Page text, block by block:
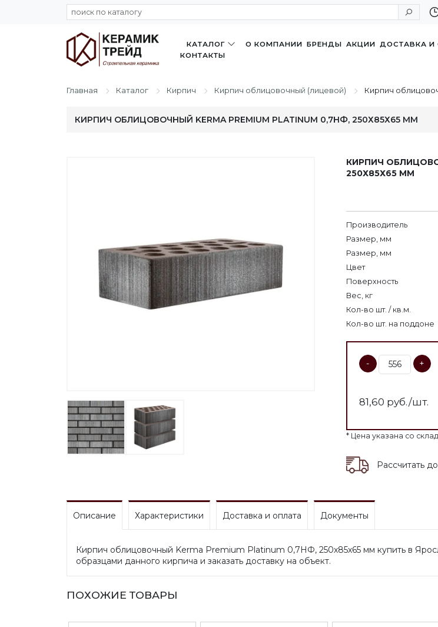
КАТАЛОГ О КОМПАНИИ БРЕНДЫ АКЦИИ ДОСТАВКА И
КОНТАКТЫ
Главная Каталог Кирпич Кирпич облицовочный (лицевой) Кирпич
КИРПИЧ ОБЛИЦОВОЧНЫЙ KERMA PREMIUM PLATINUM 0,7НФ, 250Х85Х65 ММ
КИРПИЧ
250Х85Х65 ММ
Производитель
Размер, мм
Размер, мм
Цвет
Поверхность
Вес, кг
Кол-во шт. / кв.м.
Кол-во шт. на поддоне
- +
81,60 руб./шт.
* Цена указана со
Рассчитать
Описание Характеристики Доставка и оплата Документы
Кирпич облицовочный Kerma Premium Platinum 0,7НФ, 250х85х65 мм купить в
образцами данного кирпича и заказать доставку на объект.
ПОХОЖИЕ ТОВАРЫ